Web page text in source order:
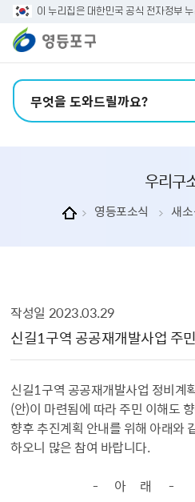
본문 바로가기
주메뉴 바로가기
이 누리집은 대한민국 공식 전자정부
우리구
영등포소식 새
작성일 2023.03.29
신길1구역 공공재개발사업 주
신길1구역 공공재개발사업 정비계
(안)이 마련됨에 따라 주민 이해도
향후 추진계획 안내를 위해 아래와
하오니 많은 참여 바랍니다.
- 아 래 -